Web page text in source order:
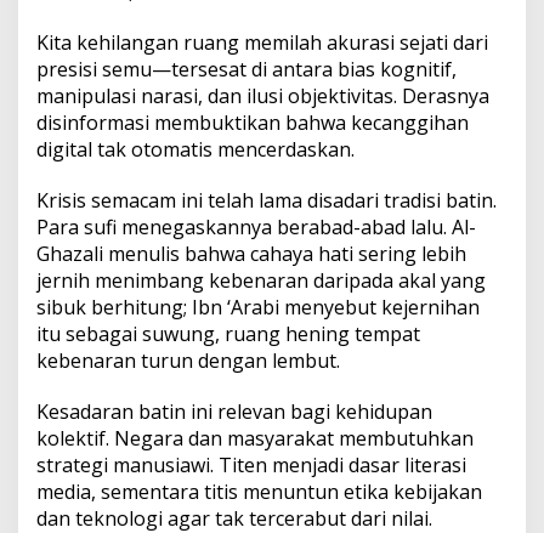
​Kita kehilangan ruang memilah akurasi sejati dari
presisi semu—tersesat di antara bias kognitif,
manipulasi narasi, dan ilusi objektivitas. Derasnya
disinformasi membuktikan bahwa kecanggihan
digital tak otomatis mencerdaskan.
​Krisis semacam ini telah lama disadari tradisi batin.
Para sufi menegaskannya berabad-abad lalu. Al-
Ghazali menulis bahwa cahaya hati sering lebih
jernih menimbang kebenaran daripada akal yang
sibuk berhitung; Ibn ‘Arabi menyebut kejernihan
itu sebagai suwung, ruang hening tempat
kebenaran turun dengan lembut.
​Kesadaran batin ini relevan bagi kehidupan
kolektif. Negara dan masyarakat membutuhkan
strategi manusiawi. Titen menjadi dasar literasi
media, sementara titis menuntun etika kebijakan
dan teknologi agar tak tercerabut dari nilai.